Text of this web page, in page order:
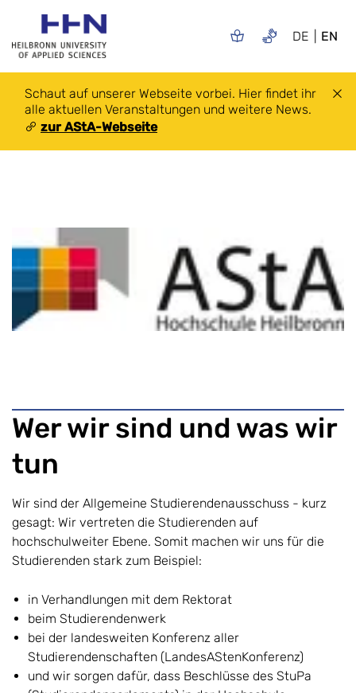
DE EN
Schaut auf unserer Webseite vorbei. Hier findet ihr
alle aktuellen Veranstaltungen und weitere News.
zur AStA-Webseite
Wer wir sind und was wir
tun
Wir sind der Allgemeine Studierendenausschuss - kurz
gesagt: Wir vertreten die Studierenden auf
hochschulweiter Ebene. Somit machen wir uns für die
Studierenden stark zum Beispiel:
in Verhandlungen mit dem Rektorat
beim Studierendenwerk
bei der landesweiten Konferenz aller
Studierendenschaften (LandesAStenKonferenz)
und wir sorgen dafür, dass Beschlüsse des StuPa